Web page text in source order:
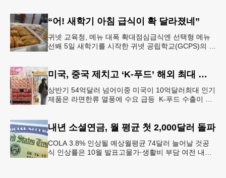
“어! 새학기 아침 급식이 확 달라졌네”
귀넷 교육청, 메뉴 대폭 확대점심급식엔 선택형 메뉴
선봬 5일 새학기를 시작한 귀넷 공립학교(GCPS)의 급
미국, 중국 제치고 ‘K-푸드’ 해외 최대 시장 부상
상반기 54억달러 넘어이중 미국이 10억달러최대 인기
제품은 라면한류 열풍에 수요 급등 K-푸드 수출이 라
내년 소셜연금, 월 평균 첫 2,000달러 돌파
COLA 3.8% 인상될 예상월평균 74달러 늘어날 것공
식 인상률은 10월 발표고물가·생활비 부담 여전 내년